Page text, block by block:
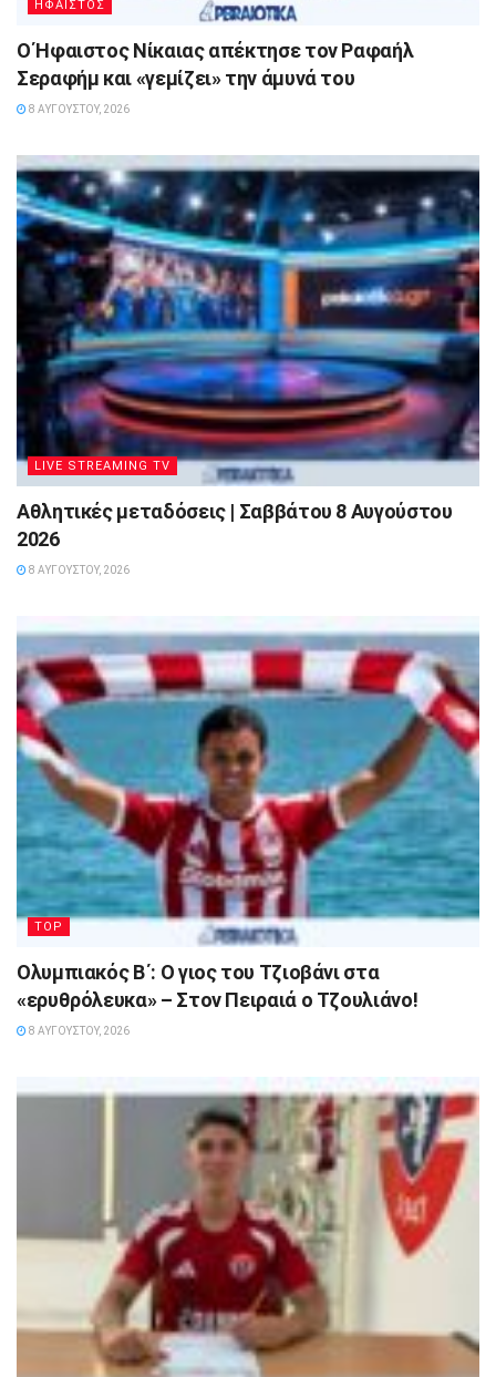
ΗΦΑΙΣΤΟΣ
Ο Ήφαιστος Νίκαιας απέκτησε τον Ραφαήλ
Σεραφήμ και «γεμίζει» την άμυνά του
8 ΑΥΓΟΎΣΤΟΥ, 2026
LIVE STREAMING TV
Αθλητικές μεταδόσεις | Σαββάτου 8 Αυγούστου
2026
8 ΑΥΓΟΎΣΤΟΥ, 2026
TOP
Ολυμπιακός Β΄: Ο γιος του Τζιοβάνι στα
«ερυθρόλευκα» – Στον Πειραιά ο Τζουλιάνο!
8 ΑΥΓΟΎΣΤΟΥ, 2026